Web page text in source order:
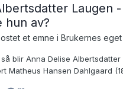
Laugen
hun av?
et emne i Brukernes
blir Anna Delise Albertsdatter
Matheus Hansen Dahlgaard